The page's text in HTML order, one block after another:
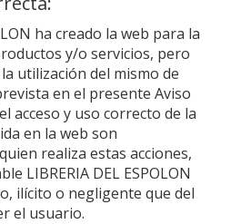
ha creado la web para la
y/o servicios, pero
utilización del mismo de
en el presente Aviso
acceso y uso correcto de la
en la web son
realiza estas acciones,
LIBRERIA DEL ESPOLON
ilícito o negligente que del
el usuario.